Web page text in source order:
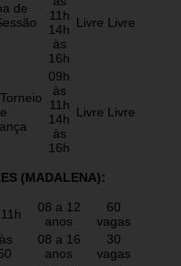
de
11h
14h
às
16h
Livre Livre
09h
às
11h
14h
às
16h
Livre Livre
(MADALENA):
08 a 12
anos
60
vagas
08 a 16
anos
30
vagas